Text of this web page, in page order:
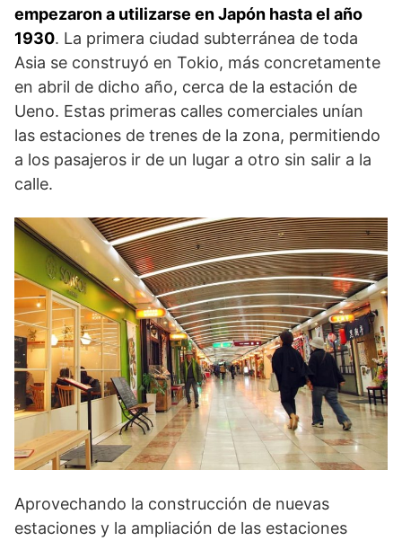
empezaron a utilizarse en Japón hasta el año
1930. La primera ciudad subterránea de toda
Asia se construyó en Tokio, más concretamente
en abril de dicho año, cerca de la estación de
Ueno. Estas primeras calles comerciales unían
las estaciones de trenes de la zona, permitiendo
a los pasajeros ir de un lugar a otro sin salir a la
calle.
Aprovechando la construcción de nuevas
estaciones y la ampliación de las estaciones